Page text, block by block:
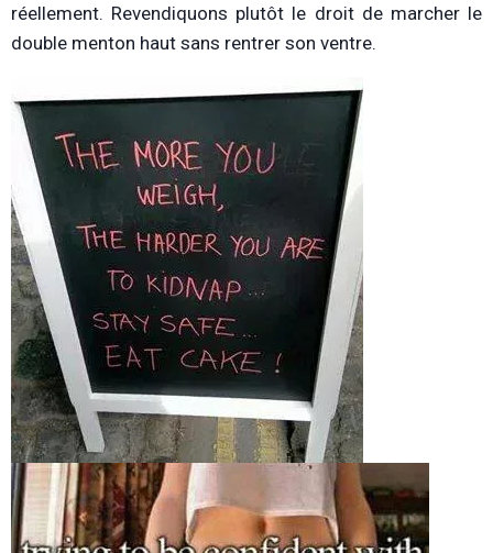
réellement. Revendiquons plutôt le droit de marcher le
double menton haut sans rentrer son ventre.